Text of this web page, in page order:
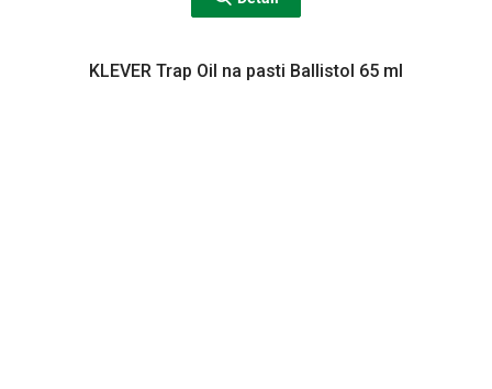
KLEVER Trap Oil na pasti Ballistol 65 ml